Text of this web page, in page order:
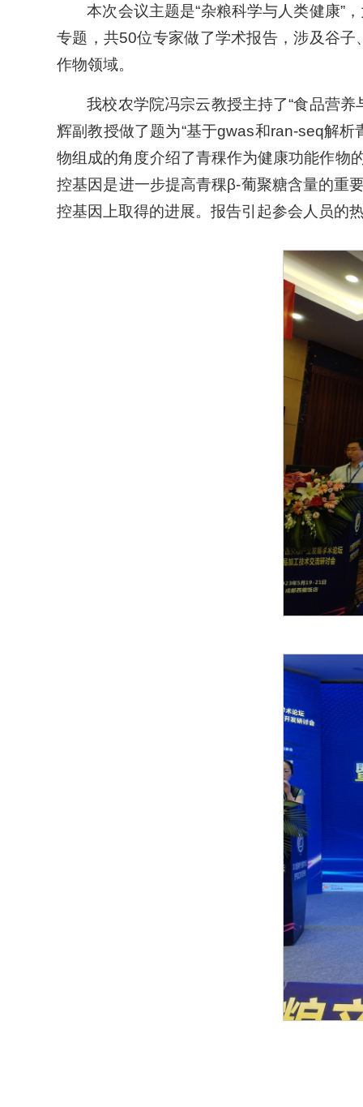
本次会议主题是“杂粮科学与人类健康”
专题，共50位专家做了学术报告，涉及谷
作物领域。
我校农学院冯宗云教授主持了“食品营
辉副教授做了题为“基于gwas和ran-seq解
物组成的角度介绍了青稞作为健康功能作物
控基因是进一步提高青稞β-葡聚糖含量的重
控基因上取得的进展。报告引起参会人员的